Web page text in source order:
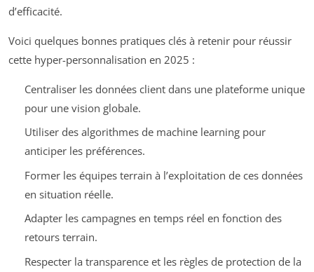
d’efficacité.
Voici quelques bonnes pratiques clés à retenir pour réussir
cette hyper-personnalisation en 2025 :
Centraliser les données client dans une plateforme unique
pour une vision globale.
Utiliser des algorithmes de machine learning pour
anticiper les préférences.
Former les équipes terrain à l’exploitation de ces données
en situation réelle.
Adapter les campagnes en temps réel en fonction des
retours terrain.
Respecter la transparence et les règles de protection de la